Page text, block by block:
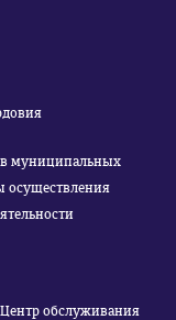
муниципальных
осуществления
обслуживания